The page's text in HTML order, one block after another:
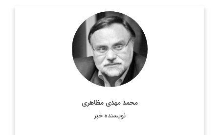
محمد مهدی مظاهری
نویسنده خبر
دکتر محمد مهدی مظاهری، استاد دانشگاه، رئیس موسسه فرهنگی
اکو، عضو هیات امنای پژوهشگاه فرهنگ و هنر و ارتباطات، مشاور
رییس فقید مجمع تشخیص مصلحت نظام، مشاور وزیر امور ...
اطلاعات بیشتر